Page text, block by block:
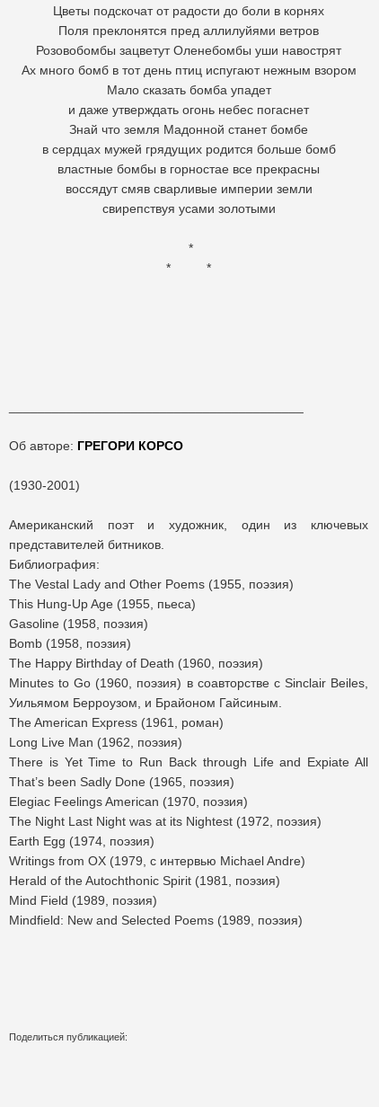
Цветы подскочат от радости до боли в корнях
Поля преклонятся пред аллилуйями ветров
Розовобомбы зацветут Оленебомбы уши навострят
Ах много бомб в тот день птиц испугают нежным взором
Мало сказать бомба упадет
и даже утверждать огонь небес погаснет
Знай что земля Мадонной станет бомбе
в сердцах мужей грядущих родится больше бомб
властные бомбы в горностае все прекрасны
воссядут смяв сварливые империи земли
свирепствуя усами золотыми
*
* *
Об авторе: ГРЕГОРИ КОРСО
(1930-2001)
Американский поэт и художник, один из ключевых
представителей битников.
Библиография:
The Vestal Lady and Other Poems (1955, поэзия)
This Hung-Up Age (1955, пьеса)
Gasoline (1958, поэзия)
Bomb (1958, поэзия)
The Happy Birthday of Death (1960, поэзия)
Minutes to Go (1960, поэзия) в соавторстве с Sinclair Beiles,
Уильямом Берроузом, и Брайоном Гайсиным.
The American Express (1961, роман)
Long Live Man (1962, поэзия)
There is Yet Time to Run Back through Life and Expiate All
That’s been Sadly Done (1965, поэзия)
Elegiac Feelings American (1970, поэзия)
The Night Last Night was at its Nightest (1972, поэзия)
Earth Egg (1974, поэзия)
Writings from OX (1979, с интервью Michael Andre)
Herald of the Autochthonic Spirit (1981, поэзия)
Mind Field (1989, поэзия)
Mindfield: New and Selected Poems (1989, поэзия)
Поделиться публикацией: